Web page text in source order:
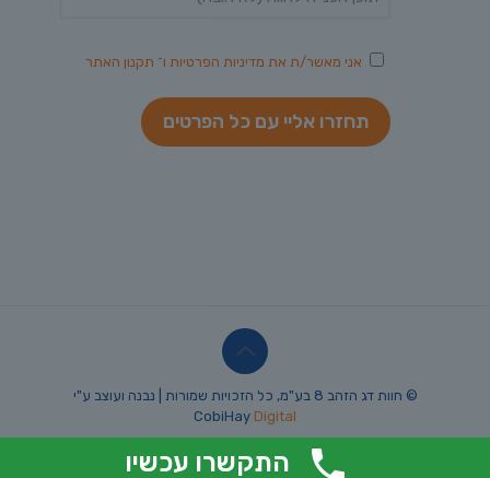
אני מאשר/ת את מדיניות הפרטיות ו־ תקנון האתר
© חוות דג הזהב 8 בע"מ, כל הזכויות שמורות | נבנה ועוצב ע"י
CobiHay Digital
התקשרו עכשיו